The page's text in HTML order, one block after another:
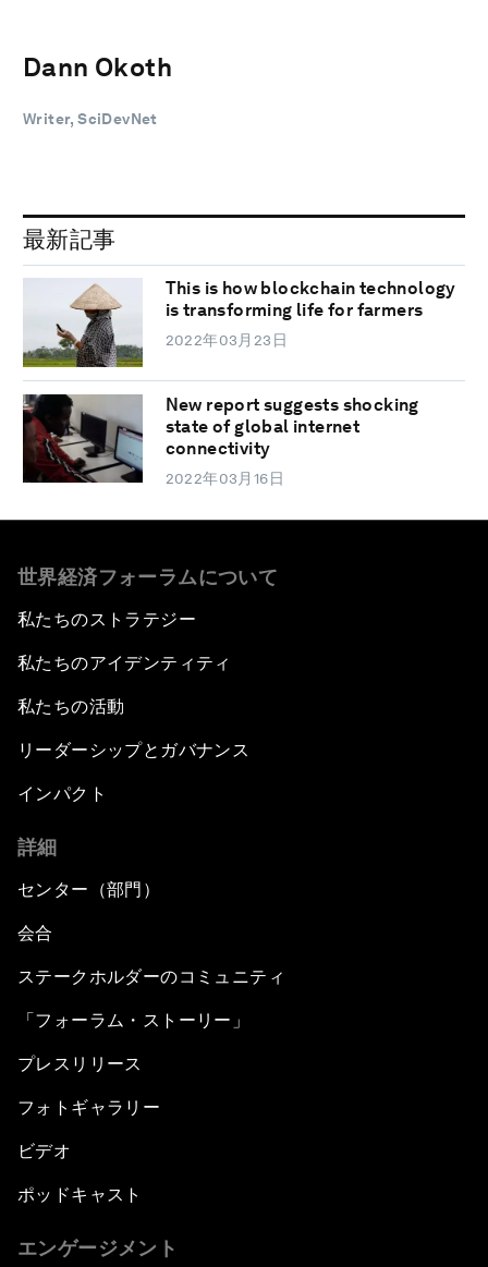
Dann Okoth
Writer, SciDevNet
最新記事
This is how blockchain technology
is transforming life for farmers
2022年03月23日
New report suggests shocking
state of global internet
connectivity
2022年03月16日
世界経済フォーラムについて
私たちのストラテジー
私たちのアイデンティティ
私たちの活動
リーダーシップとガバナンス
インパクト
詳細
センター（部門）
会合
ステークホルダーのコミュニティ
「フォーラム・ストーリー」
プレスリリース
フォトギャラリー
ビデオ
ポッドキャスト
エンゲージメント